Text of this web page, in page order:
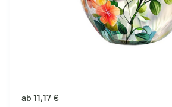
ab 11,17 €